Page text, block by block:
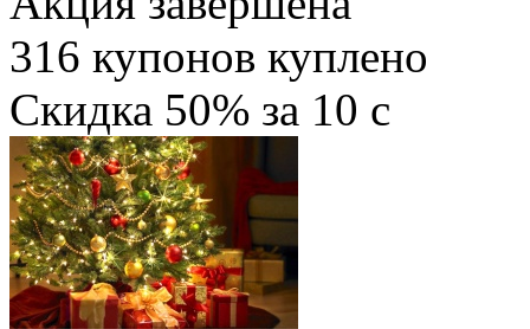
316 купонов куплено
Скидка 50% за 10 c